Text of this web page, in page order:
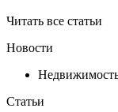
Читать все статьи
Новости
Статьи